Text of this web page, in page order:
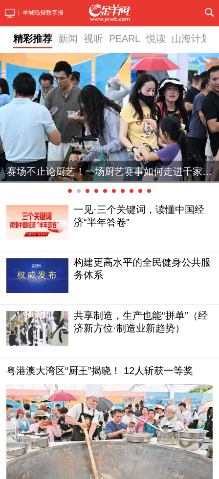
羊城晚报数字报
精彩推荐 新闻 视听 PEARL 悦读 山海计划
赛场不止论厨艺！一场厨艺赛事如何走进千家万
户？读懂粤菜师傅大赛的三大创新亮点
一见·三个关键词，读懂中国经
济“半年答卷”
构建更高水平的全民健身公共服
务体系
共享制造，生产也能“拼单”（经
济新方位·制造业新趋势）
粤港澳大湾区“厨王”揭晓！ 12人斩获一等奖
第38届大众电影百花奖系列活动开幕